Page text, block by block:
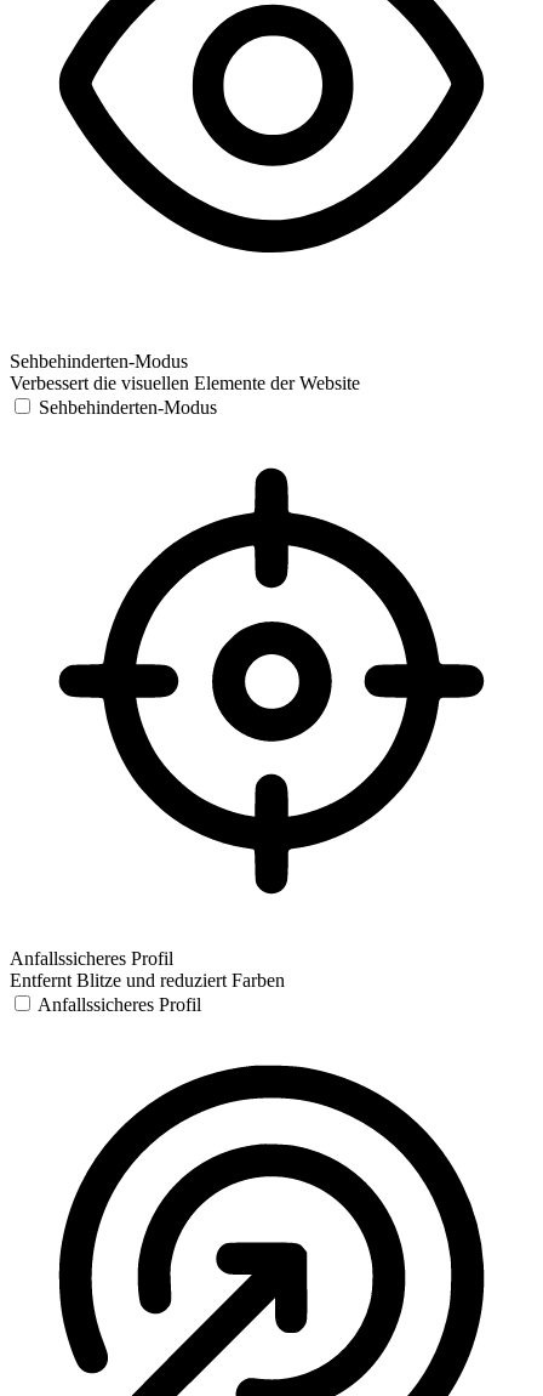
Sehbehinderten-Modus
Verbessert die visuellen Elemente der Website
Sehbehinderten-Modus
Anfallssicheres Profil
Entfernt Blitze und reduziert Farben
Anfallssicheres Profil